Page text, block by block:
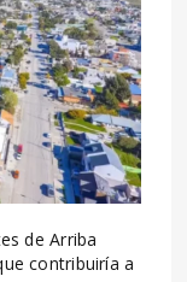
de Arriba
contribuiría a